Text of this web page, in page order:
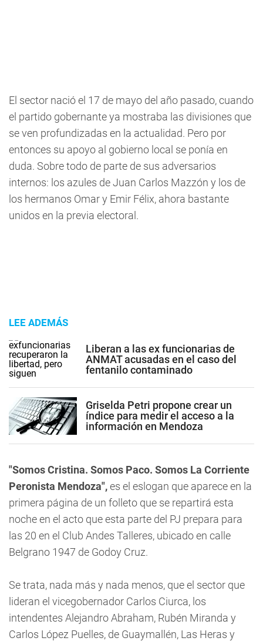
El sector nació el 17 de mayo del año pasado, cuando
el partido gobernante ya mostraba las divisiones que
se ven profundizadas en la actualidad. Pero por
entonces su apoyo al gobierno local se ponía en
duda. Sobre todo de parte de sus adversarios
internos: los azules de Juan Carlos Mazzón y los de
los hermanos Omar y Emir Félix, ahora bastante
unidos en la previa electoral.
LEE ADEMÁS
Liberan a las ex funcionarias de
ANMAT acusadas en el caso del
fentanilo contaminado
Griselda Petri propone crear un
índice para medir el acceso a la
información en Mendoza
"Somos Cristina. Somos Paco. Somos La Corriente
Peronista Mendoza",es el eslogan que aparece en la
primera página de un folleto que se repartirá esta
noche en el acto que esta parte del PJ prepara para
las 20 en el Club Andes Talleres, ubicado en calle
Belgrano 1947 de Godoy Cruz.
Se trata, nada más y nada menos, que el sector que
lideran el vicegobernador Carlos Ciurca, los
intendentes Alejandro Abraham, Rubén Miranda y
Carlos López Puelles, de Guaymallén, Las Heras y